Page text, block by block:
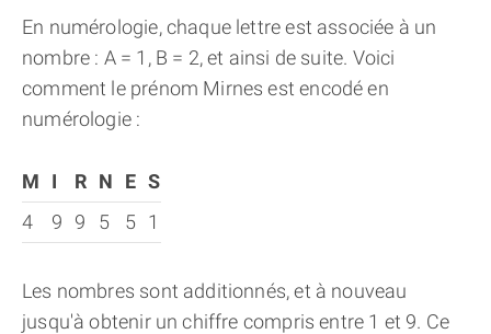
En numérologie, chaque lettre est associée à un
nombre : A = 1, B = 2, et ainsi de suite. Voici
comment le prénom Mirnes est encodé en
numérologie :
M I R N E S
4
9 9 5 5 1
Les nombres sont additionnés, et à nouveau
jusqu'à obtenir un chiffre compris entre 1 et 9. Ce